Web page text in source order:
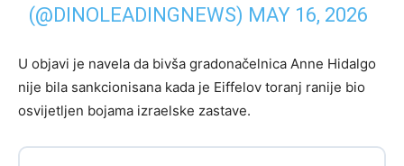
(@DINOLEADINGNEWS) MAY 16, 2026
U objavi je navela da bivša gradonačelnica Anne Hidalgo
nije bila sankcionisana kada je Eiffelov toranj ranije bio
osvijetljen bojama izraelske zastave.